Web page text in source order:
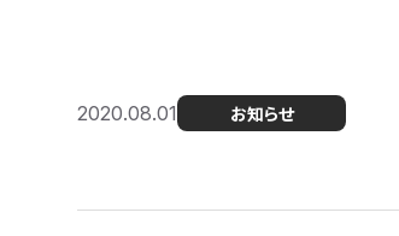
2020.08.01 お知らせ